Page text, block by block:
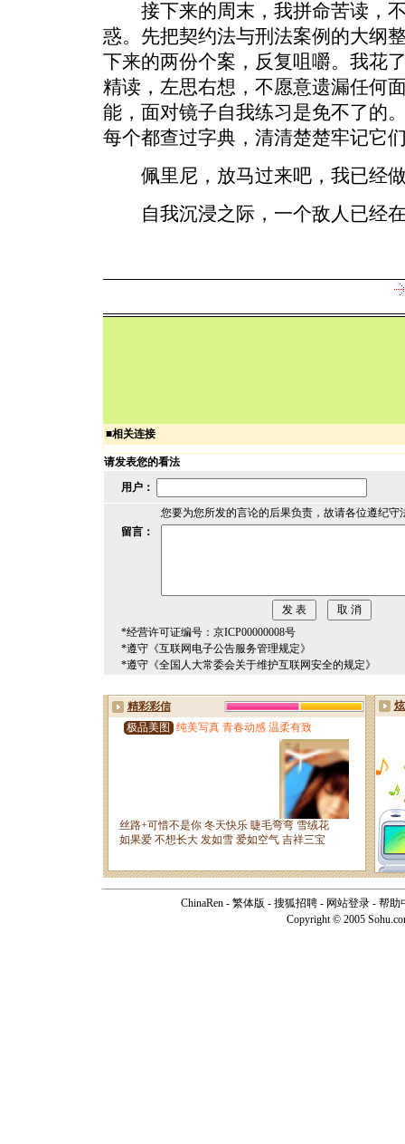
接下来的周末，我拼命苦读，不
惑。先把契约法与刑法案例的大纲
下来的两份个案，反复咀嚼。我花
精读，左思右想，不愿意遗漏任何
能，面对镜子自我练习是免不了的
每个都查过字典，清清楚楚牢记它
佩里尼，放马过来吧，我已经做
自我沉浸之际，一个敌人已经在
■相关连接
请发表您的看法
用户：
您要为您所发的言论的后果负责，故请各位遵纪守
留言：
*经营许可证编号：京ICP00000008号
*遵守《互联网电子公告服务管理规定》
*遵守《全国人大常委会关于维护互联网安全的规定》
ChinaRen - 繁体版 - 搜狐招聘 - 网站登录 - 帮助
Copyright © 2005